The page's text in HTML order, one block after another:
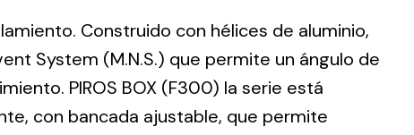
Construido con hélices de aluminio,
System (M.N.S.) que permite un ángulo de
PIROS BOX (F300) la serie está
con bancada ajustable, que permite